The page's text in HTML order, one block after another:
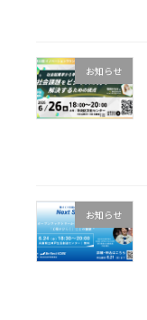
お知らせ
お知らせ